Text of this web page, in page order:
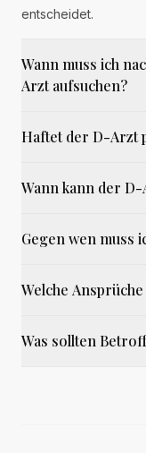
entscheidet.
Wann muss ich
Arzt aufsuchen?
Haftet der D-Arzt
Wann kann der
Gegen wen muss
Welche
Was sollten